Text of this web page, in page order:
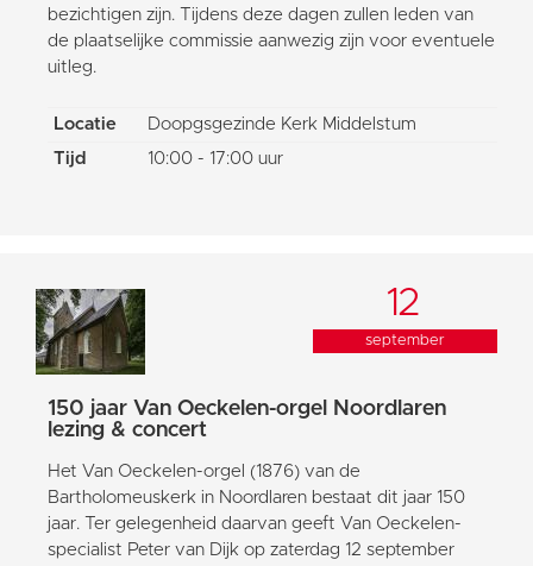
bezichtigen zijn. Tijdens deze dagen zullen leden van
de plaatselijke commissie aanwezig zijn voor eventuele
uitleg.
Locatie
Doopgsgezinde Kerk Middelstum
Tijd
10:00 - 17:00 uur
12
september
150 jaar Van Oeckelen-orgel Noordlaren
lezing & concert
Het Van Oeckelen-orgel (1876) van de
Bartholomeuskerk in Noordlaren bestaat dit jaar 150
jaar. Ter gelegenheid daarvan geeft Van Oeckelen-
specialist Peter van Dijk op zaterdag 12 september